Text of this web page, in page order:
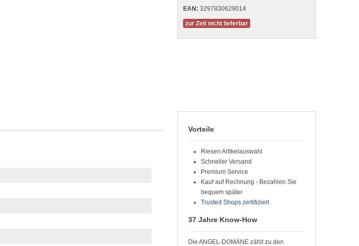
EAN: 3297830629014
zur Zeit nicht lieferbar
Vorteile
Riesen Artikelauswahl
Schneller Versand
Premium Service
Kauf auf Rechnung - Bezahlen Sie
bequem später
Trusted Shops zertifiziert
37 Jahre Know-How
Die ANGEL-DOMÄNE zählt zu den